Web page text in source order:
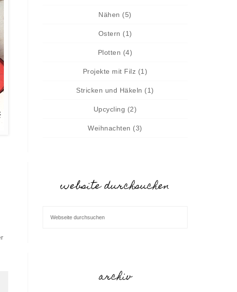
Nähen (5)
Ostern (1)
Plotten (4)
Projekte mit Filz (1)
Stricken und Häkeln (1)
Upcycling (2)
Weihnachten (3)
website durchsuchen
archiv